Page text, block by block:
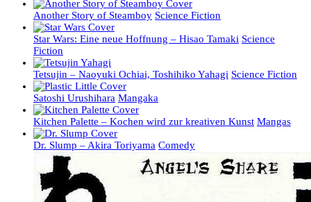
Another Story of Steamboy Science Fiction
Star Wars: Eine neue Hoffnung – Hisao Tamaki Science
Fiction
Tetsujin – Naoyuki Ochiai, Toshihiko Yahagi Science Fiction
Satoshi Urushihara Mangaka
Kitchen Palette – Kochen wird zur kreativen Kunst Mangas
Dr. Slump – Akira Toriyama Comedy